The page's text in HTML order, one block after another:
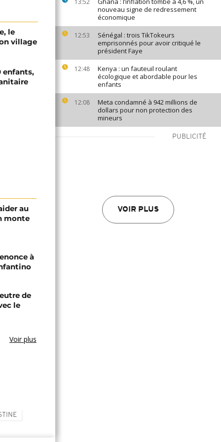
13:52
nouveau signe de redressement
économique
12:53
Sénégal : trois TikTokeurs
emprisonnés pour avoir critiqué le
président Faye
12:48
Kenya : un fauteuil roulant
écologique et abordable pour les
enfants
12:08
Meta condamné à 942 millions de
dollars pour non protection des
mineurs
PUBLICITÉ
VOIR PLUS
le
village
enfants,
au
monte
à
de
le
Voir plus